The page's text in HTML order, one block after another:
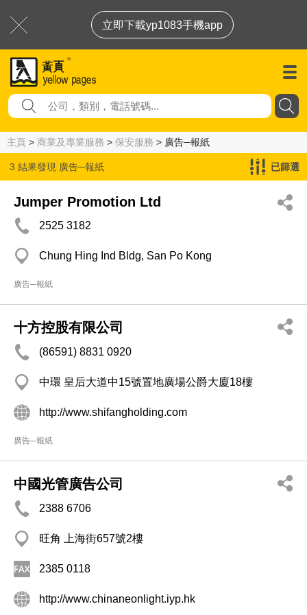
立即下載yp1083手機app
主頁 > 商業及專業服務 > 保安服務 > 廣告─報紙
3 結果發現 廣告─報紙 已篩選
Jumper Promotion Ltd
2525 3182
Chung Hing Ind Bldg, San Po Kong
廣告─報紙
十方控股有限公司
(86591) 8831 0920
中環 皇后大道中15號置地廣場公爵大廈18樓
http://www.shifangholding.com
廣告─報紙
中國光管廣告公司
2388 6706
旺角 上海街657號2樓
2385 0118
http://www.chinaneonlight.iyp.hk